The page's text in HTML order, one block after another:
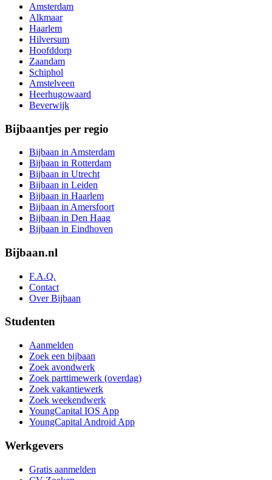
Amsterdam
Alkmaar
Haarlem
Hilversum
Hoofddorp
Zaandam
Schiphol
Amstelveen
Heerhugowaard
Beverwijk
Bijbaantjes per regio
Bijbaan in Amsterdam
Bijbaan in Rotterdam
Bijbaan in Utrecht
Bijbaan in Leiden
Bijbaan in Haarlem
Bijbaan in Amersfoort
Bijbaan in Den Haag
Bijbaan in Eindhoven
Bijbaan.nl
F.A.Q.
Contact
Over Bijbaan
Studenten
Aanmelden
Zoek een bijbaan
Zoek avondwerk
Zoek parttimewerk (overdag)
Zoek vakantiewerk
Zoek weekendwerk
YoungCapital IOS App
YoungCapital Android App
Werkgevers
Gratis aanmelden